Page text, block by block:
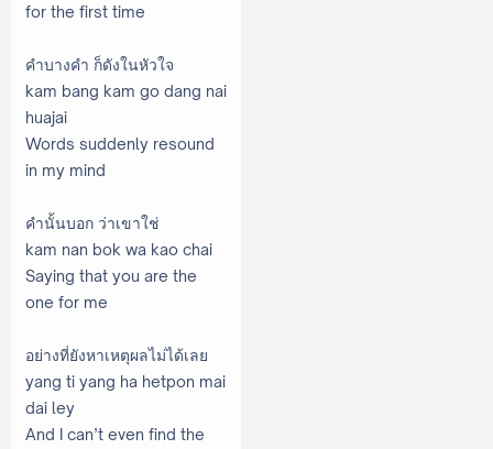
for the first time
คำบางคำ ก็ดังในหัวใจ
kam bang kam go dang nai
huajai
Words suddenly resound
in my mind
คำนั้นบอก ว่าเขาใช่
kam nan bok wa kao chai
Saying that you are the
one for me
อย่างที่ยังหาเหตุผลไม่ได้เลย
yang ti yang ha hetpon mai
dai ley
And I can’t even find the